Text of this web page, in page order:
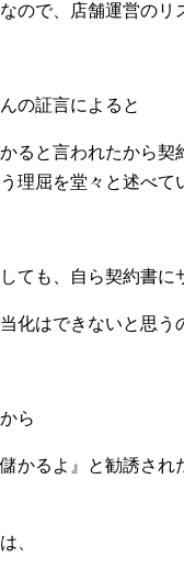
ので、店舗運営のリ
の証言によると
ると言われたから
理屈を堂々と述べて
ても、自ら契約書に
化はできないと思う
ら
かるよ』と勧誘さ
、